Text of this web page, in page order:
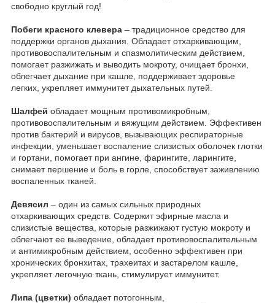
свободно круглый год!
Побеги красного клевера – традиционное средство для
поддержки органов дыхания. Обладает отхаркивающим,
противовоспалительным и спазмолитическим действием,
помогает разжижать и выводить мокроту, очищает бронхи,
облегчает дыхание при кашле, поддерживает здоровье
легких, укрепляет иммунитет дыхательных путей.
Шалфей обладает мощным противомикробным,
противовоспалительным и вяжущим действием. Эффективен
против бактерий и вирусов, вызывающих респираторные
инфекции, уменьшает воспаление слизистых оболочек глотки
и гортани, помогает при ангине, фарингите, ларингите,
снимает першение и боль в горле, способствует заживлению
воспаленных тканей.
Девясил – один из самых сильных природных
отхаркивающих средств. Содержит эфирные масла и
слизистые вещества, которые разжижают густую мокроту и
облегчают ее выведение, обладает противовоспалительным
и антимикробным действием, особенно эффективен при
хронических бронхитах, трахеитах и застарелом кашле,
укрепляет легочную ткань, стимулирует иммунитет.
Липа (цветки) обладает потогонным,